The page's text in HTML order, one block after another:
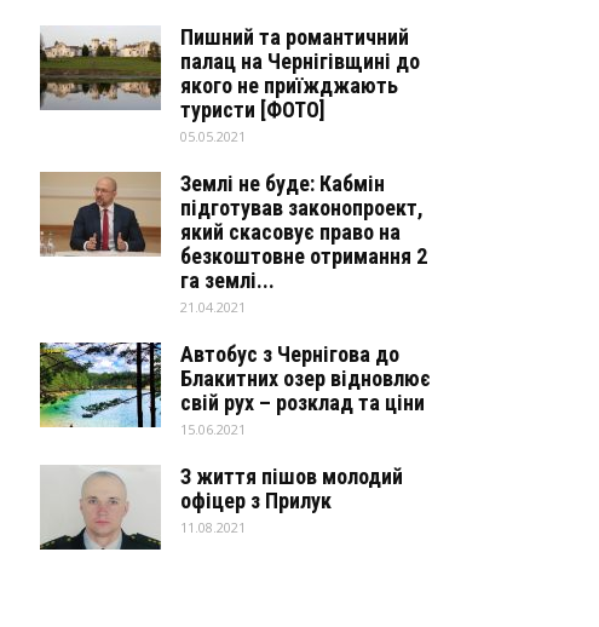
Пишний та романтичний
палац на Чернігівщині до
якого не приїжджають
туристи [ФОТО]
05.05.2021
Землі не буде: Кабмін
підготував законопроект,
який скасовує право на
безкоштовне отримання 2
га землі...
21.04.2021
Автобус з Чернігова до
Блакитних озер відновлює
свій рух – розклад та ціни
15.06.2021
З життя пішов молодий
офіцер з Прилук
11.08.2021